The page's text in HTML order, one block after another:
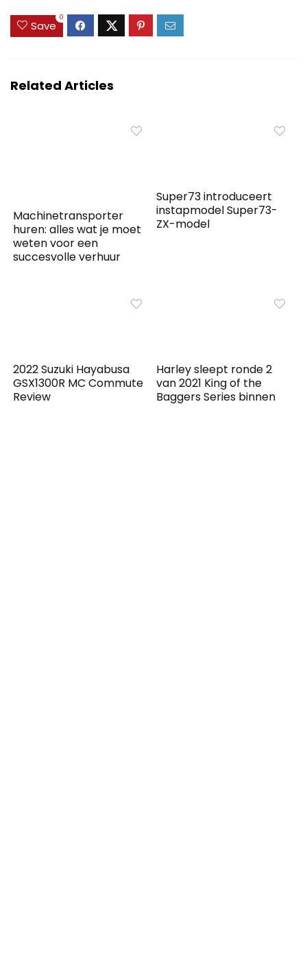
Save
0
Related Articles
Machinetransporter
huren: alles wat je moet
weten voor een
succesvolle verhuur
Super73 introduceert
instapmodel Super73-
ZX-model
2022 Suzuki Hayabusa
GSX1300R MC Commute
Review
Harley sleept ronde 2
van 2021 King of the
Baggers Series binnen